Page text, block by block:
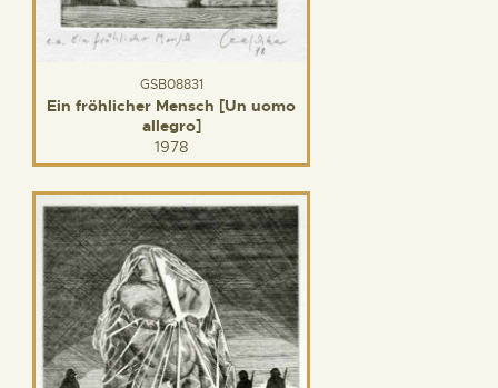
GSB08831
Ein fröhlicher Mensch [Un uomo
allegro]
1978